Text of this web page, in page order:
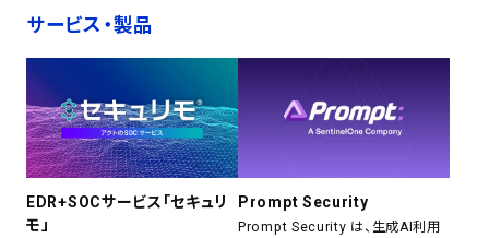
サービス・製品
EDR+SOCサービス「セキュリ
モ」
Prompt Security
Prompt Security は、生成AI利用